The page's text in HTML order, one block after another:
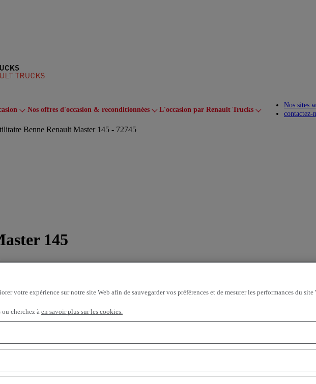
Toggle submenu
Nos offres d'occasion & reconditionnées Toggle submenu
L'occasion par Renault Trucks Toggle submenu
Nos sites
contactez-
Benne Renault Master 145 - 72745
145
votre expérience sur notre site Web afin de sauvegarder vos préférences et de mesurer les performances du
ou cherchez à en savoir plus sur les cookies.